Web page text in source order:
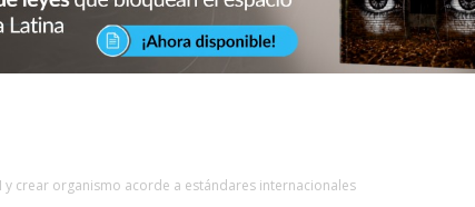
y crear organismo acorde a estándares internacionales